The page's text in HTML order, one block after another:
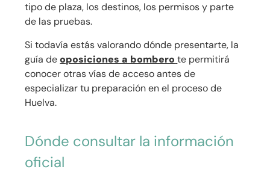
tipo de plaza, los destinos, los permisos y parte
de las pruebas.
Si todavía estás valorando dónde presentarte, la
guía deoposiciones a bombero te permitirá
conocer otras vías de acceso antes de
especializar tu preparación en el proceso de
Huelva.
Dónde consultar la información
oficial